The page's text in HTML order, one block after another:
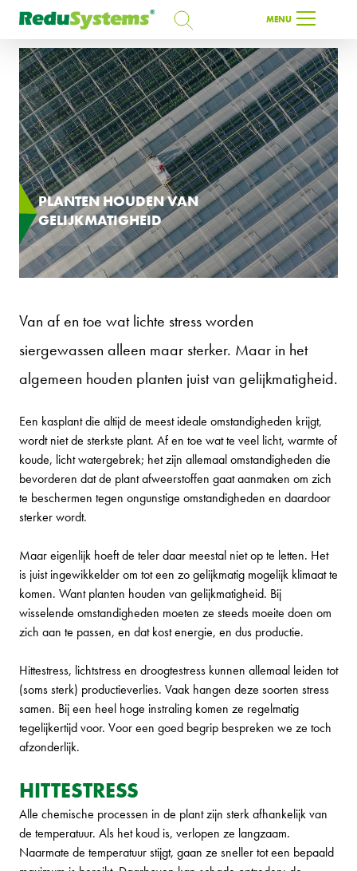
MENU
ZOEKEN
NL
PLANTEN HOUDEN VAN
GELIJKMATIGHEID
Van af en toe wat lichte stress worden
siergewassen alleen maar sterker. Maar in het
algemeen houden planten juist van gelijkmatigheid.
Een kasplant die altijd de meest ideale omstandigheden krijgt,
wordt niet de sterkste plant. Af en toe wat te veel licht, warmte of
koude, licht watergebrek; het zijn allemaal omstandigheden die
bevorderen dat de plant afweerstoffen gaat aanmaken om zich
te beschermen tegen ongunstige omstandigheden en daardoor
sterker wordt.
Maar eigenlijk hoeft de teler daar meestal niet op te letten. Het
is juist ingewikkelder om tot een zo gelijkmatig mogelijk klimaat te
komen. Want planten houden van gelijkmatigheid. Bij
wisselende omstandigheden moeten ze steeds moeite doen om
zich aan te passen, en dat kost energie, en dus productie.
Hittestress, lichtstress en droogtestress kunnen allemaal leiden tot
(soms sterk) productieverlies. Vaak hangen deze soorten stress
samen. Bij een heel hoge instraling komen ze regelmatig
tegelijkertijd voor. Voor een goed begrip bespreken we ze toch
afzonderlijk.
HITTESTRESS
Alle chemische processen in de plant zijn sterk afhankelijk van
de temperatuur. Als het koud is, verlopen ze langzaam.
Naarmate de temperatuur stijgt, gaan ze sneller tot een bepaald